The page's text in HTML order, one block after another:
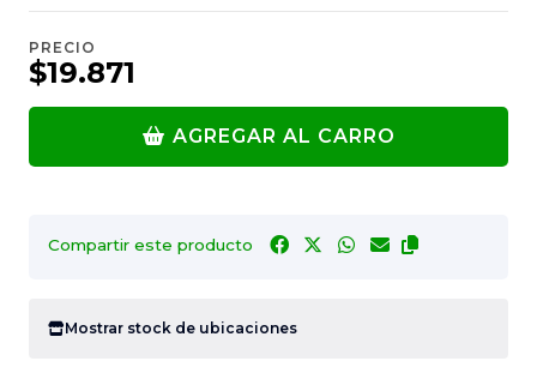
PRECIO
$19.871
AGREGAR AL CARRO
Compartir este producto
Mostrar stock de ubicaciones